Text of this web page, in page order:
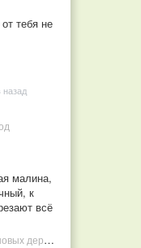
тебя не
малина,
к
всё
Товарищи, это РАЗВОД! Почему малиновых деревьев не бывает, или Как ушлые продавцы наживаются на мечтах садоводов